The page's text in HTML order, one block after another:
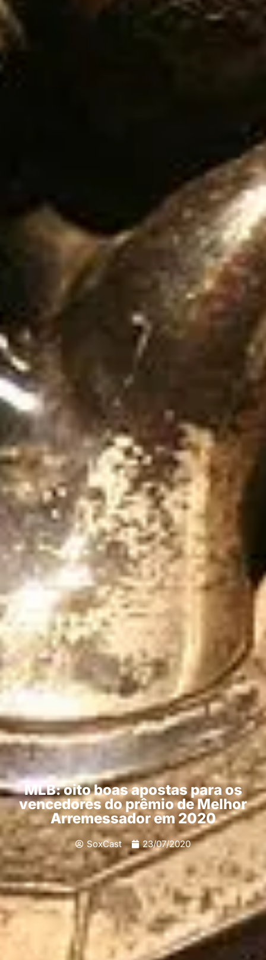
MLB: oito boas apostas para os
vencedores do prêmio de Melhor
Arremessador em 2020
SoxCast 23/07/2020